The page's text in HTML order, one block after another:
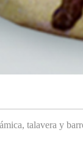
talavera y